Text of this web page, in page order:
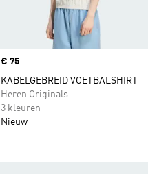
Price
€ 75
KABELGEBREID VOETBALSHIRT
Heren Originals
3 kleuren
Nieuw